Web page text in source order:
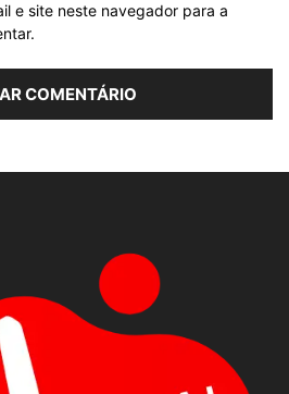
e site neste navegador para a